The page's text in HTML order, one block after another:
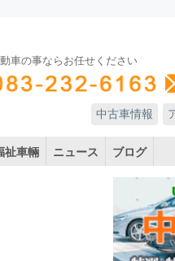
車の事ならお任せください
中古車情報
祉車輛 ニュース ブログ